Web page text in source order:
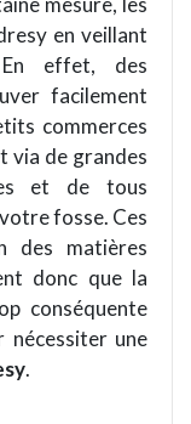
en veillant
effet, des
facilement
commerces
via de grandes
et de tous
fosse. Ces
des matières
donc que la
conséquente
nécessiter une
.